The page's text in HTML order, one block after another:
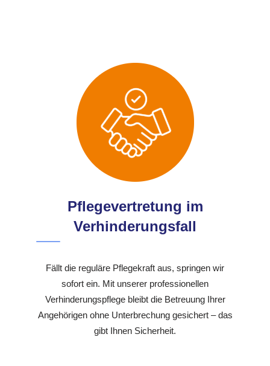
Pflegevertretung im
Verhinderungsfall
Fällt die reguläre Pflegekraft aus, springen wir
sofort ein. Mit unserer professionellen
Verhinderungspflege bleibt die Betreuung Ihrer
Angehörigen ohne Unterbrechung gesichert – das
gibt Ihnen Sicherheit.